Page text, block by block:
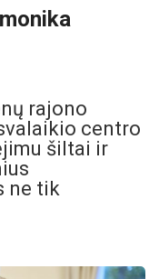
rajono
centro
šiltai ir
ne tik